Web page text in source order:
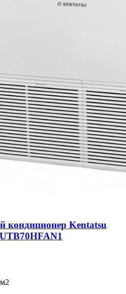
кондиционер Kentatsu